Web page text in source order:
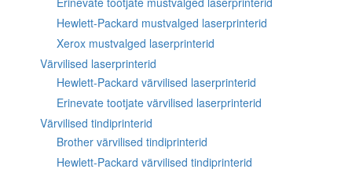
Hewlett-Packard mustvalged laserprinterid
Xerox mustvalged laserprinterid
Värvilised laserprinterid
Hewlett-Packard värvilised laserprinterid
Erinevate tootjate värvilised laserprinterid
Värvilised tindiprinterid
Brother värvilised tindiprinterid
Hewlett-Packard värvilised tindiprinterid